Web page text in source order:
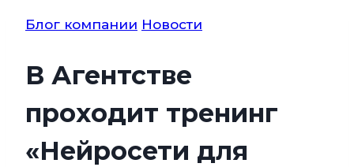
Блог компании Новости
В Агентстве
проходит тренинг
«Нейросети для